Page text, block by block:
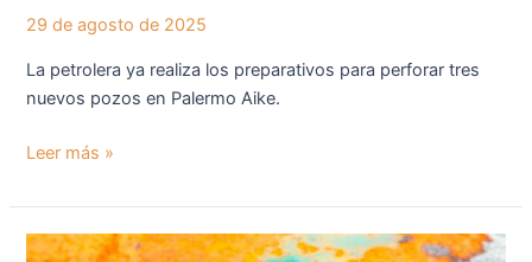
29 de agosto de 2025
La petrolera ya realiza los preparativos para perforar tres
nuevos pozos en Palermo Aike.
Leer más »
La